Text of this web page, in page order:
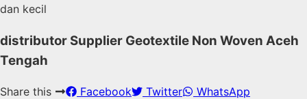
dan kecil
distributor Supplier Geotextile Non Woven Aceh
Tengah
Share this Facebook Twitter WhatsApp